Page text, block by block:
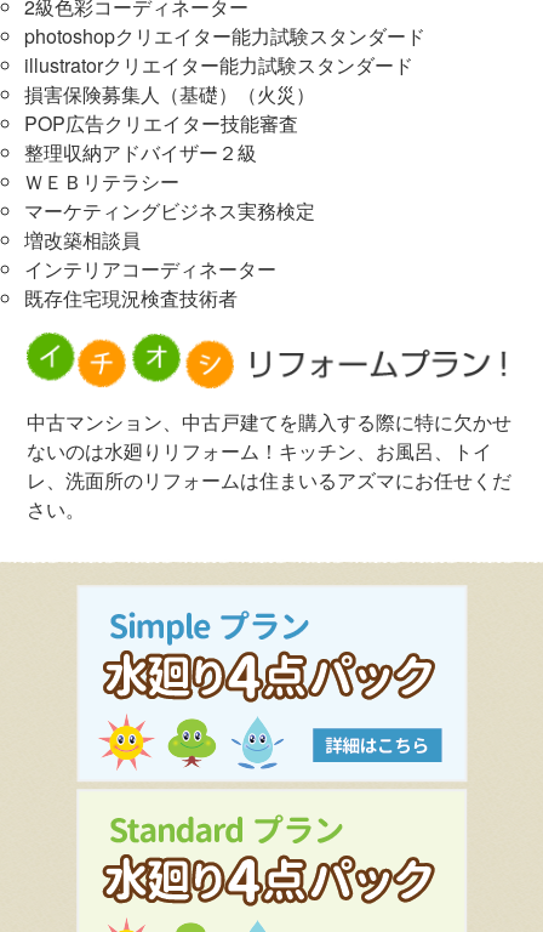
2級色彩コーディネーター
photoshopクリエイター能力試験スタンダード
illustratorクリエイター能力試験スタンダード
損害保険募集人（基礎）（火災）
POP広告クリエイター技能審査
整理収納アドバイザー２級
ＷＥＢリテラシー
マーケティングビジネス実務検定
増改築相談員
インテリアコーディネーター
既存住宅現況検査技術者
中古マンション、中古戸建てを購入する際に特に欠かせ
ないのは水廻りリフォーム！キッチン、お風呂、トイ
レ、洗面所のリフォームは住まいるアズマにお任せくだ
さい。